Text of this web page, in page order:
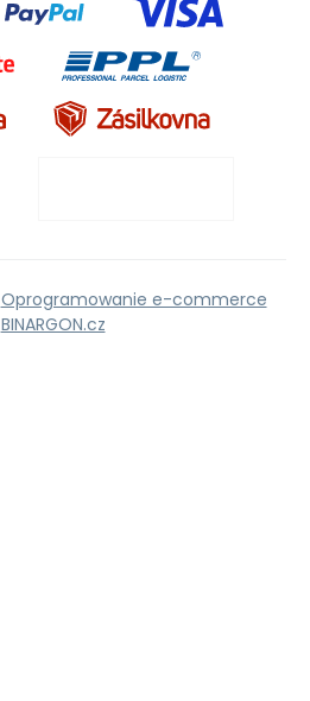
Oprogramowanie e-commerce
BINARGON.cz